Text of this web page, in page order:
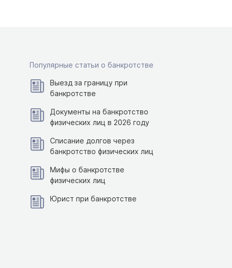
Популярные статьи о банкротстве
Выезд за границу при
банкротстве
Документы на банкротство
физических лиц в 2026 году
Списание долгов через
банкротство физических лиц
Мифы о банкротстве
физических лиц
Юрист при банкротстве